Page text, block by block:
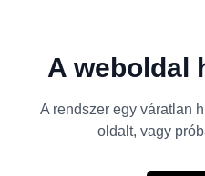
A weboldal
A rendszer egy váratlan
oldalt, vagy